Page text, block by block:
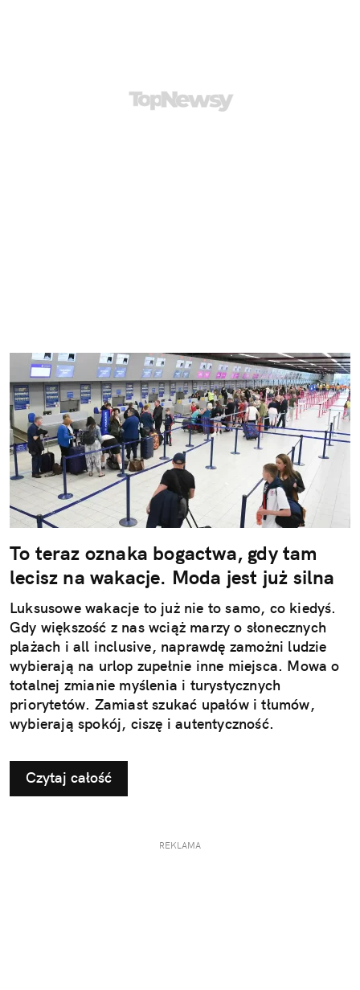
To teraz oznaka bogactwa, gdy tam
lecisz na wakacje. Moda jest już silna
Luksusowe wakacje to już nie to samo, co kiedyś.
Gdy większość z nas wciąż marzy o słonecznych
plażach i all inclusive, naprawdę zamożni ludzie
wybierają na urlop zupełnie inne miejsca. Mowa o
totalnej zmianie myślenia i turystycznych
priorytetów. Zamiast szukać upałów i tłumów,
wybierają spokój, ciszę i autentyczność.
Czytaj całość
REKLAMA